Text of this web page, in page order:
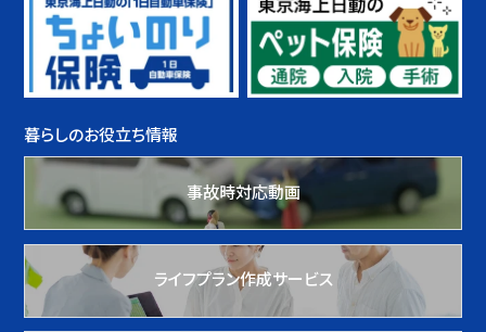
暮らしのお役立ち情報
事故時対応動画
ライフプラン作成サービス